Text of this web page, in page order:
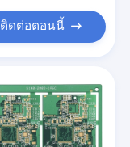
ติดต่อตอนนี้